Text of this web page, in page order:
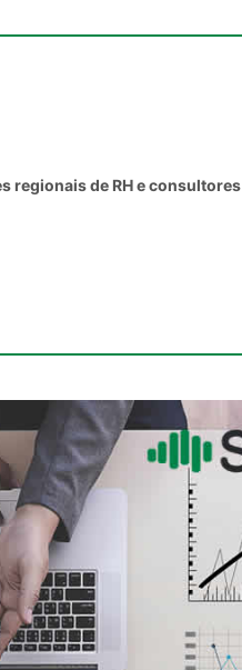
regionais de RH e consultores